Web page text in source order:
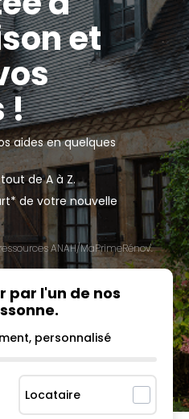
et
!
aides en quelques
de A à Z.
de votre nouvelle
ANAH/MaPrimeRénov'.
par l'un de nos
.
personnalisé
Locataire